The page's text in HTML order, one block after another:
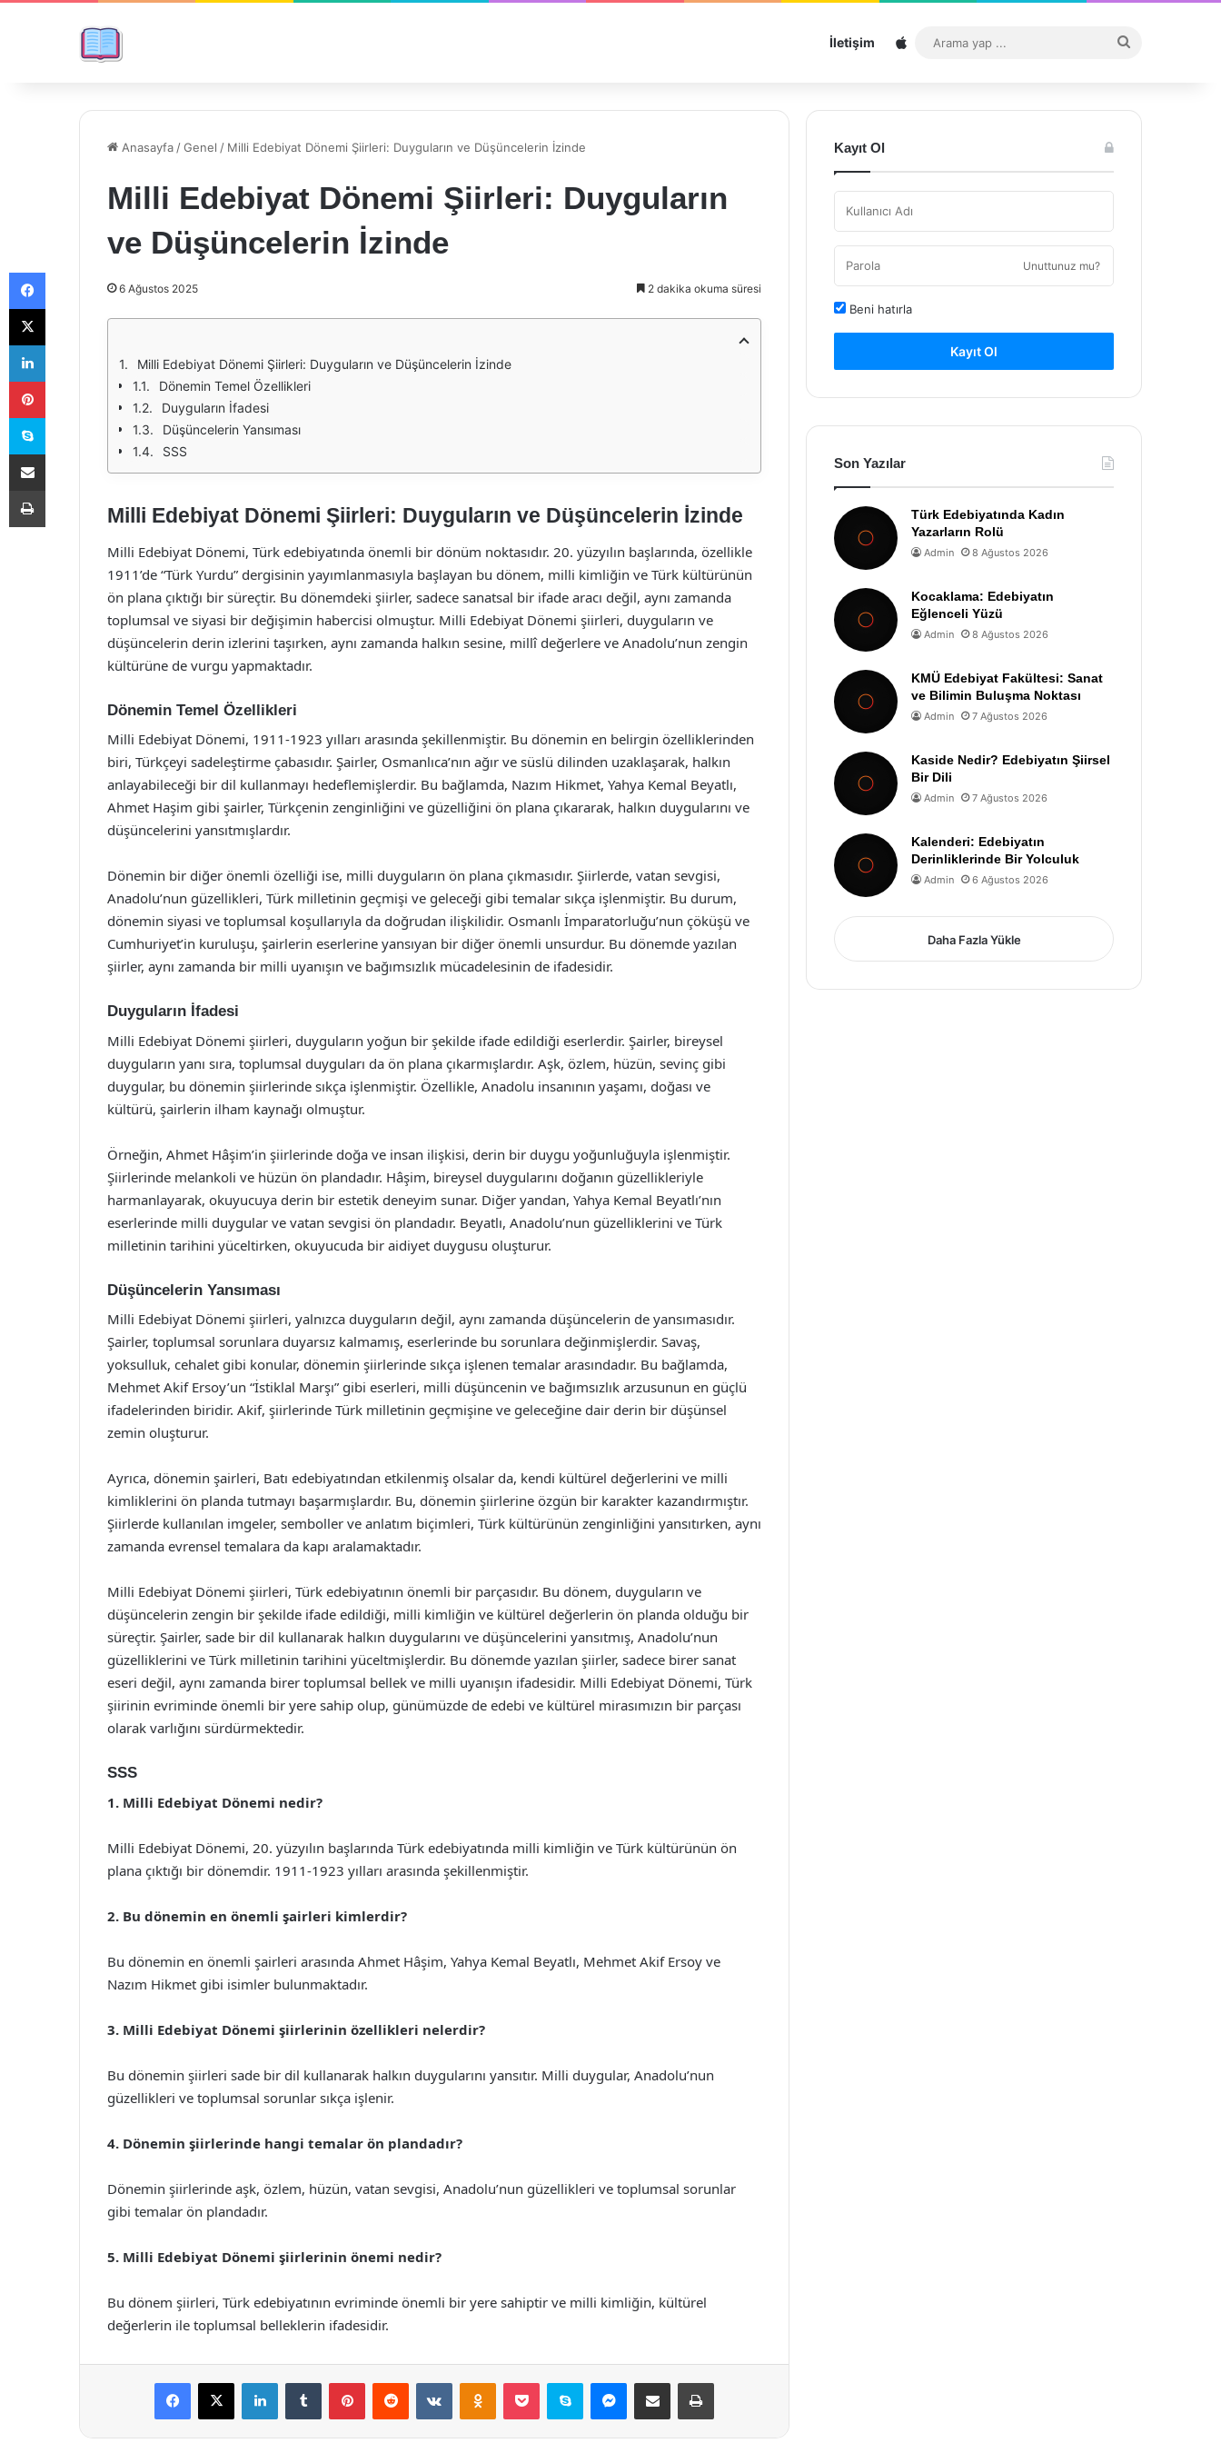
İletişim Sitemap
...
Anasayfa /Genel / Milli Edebiyat Dönemi Şiirleri: Duyguların ve Düşüncelerin İzinde
Milli Edebiyat Dönemi Şiirleri: Duyguların
ve Düşüncelerin İzinde
6 Ağustos 2025 2 dakika okuma süresi
Milli Edebiyat Dönemi Şiirleri: Duyguların ve Düşüncelerin İzinde
Dönemin Temel Özellikleri
Duyguların İfadesi
Düşüncelerin Yansıması
SSS
Milli Edebiyat Dönemi Şiirleri: Duyguların ve Düşüncelerin İzinde
Milli Edebiyat Dönemi, Türk edebiyatında önemli bir dönüm noktasıdır. 20. yüzyılın başlarında, özellikle
1911’de “Türk Yurdu” dergisinin yayımlanmasıyla başlayan bu dönem, milli kimliğin ve Türk kültürünün
ön plana çıktığı bir süreçtir. Bu dönemdeki şiirler, sadece sanatsal bir ifade aracı değil, aynı zamanda
toplumsal ve siyasi bir değişimin habercisi olmuştur. Milli Edebiyat Dönemi şiirleri, duyguların ve
düşüncelerin derin izlerini taşırken, aynı zamanda halkın sesine, millî değerlere ve Anadolu’nun zengin
kültürüne de vurgu yapmaktadır.
Dönemin Temel Özellikleri
Milli Edebiyat Dönemi, 1911-1923 yılları arasında şekillenmiştir. Bu dönemin en belirgin özelliklerinden
biri, Türkçeyi sadeleştirme çabasıdır. Şairler, Osmanlıca’nın ağır ve süslü dilinden uzaklaşarak, halkın
anlayabileceği bir dil kullanmayı hedeflemişlerdir. Bu bağlamda, Nazım Hikmet, Yahya Kemal Beyatlı,
Ahmet Haşim gibi şairler, Türkçenin zenginliğini ve güzelliğini ön plana çıkararak, halkın duygularını ve
düşüncelerini yansıtmışlardır.
Dönemin bir diğer önemli özelliği ise, milli duyguların ön plana çıkmasıdır. Şiirlerde, vatan sevgisi,
Anadolu’nun güzellikleri, Türk milletinin geçmişi ve geleceği gibi temalar sıkça işlenmiştir. Bu durum,
dönemin siyasi ve toplumsal koşullarıyla da doğrudan ilişkilidir. Osmanlı İmparatorluğu’nun çöküşü ve
Cumhuriyet’in kuruluşu, şairlerin eserlerine yansıyan bir diğer önemli unsurdur. Bu dönemde yazılan
şiirler, aynı zamanda bir milli uyanışın ve bağımsızlık mücadelesinin de ifadesidir.
Duyguların İfadesi
Milli Edebiyat Dönemi şiirleri, duyguların yoğun bir şekilde ifade edildiği eserlerdir. Şairler, bireysel
duyguların yanı sıra, toplumsal duyguları da ön plana çıkarmışlardır. Aşk, özlem, hüzün, sevinç gibi
duygular, bu dönemin şiirlerinde sıkça işlenmiştir. Özellikle, Anadolu insanının yaşamı, doğası ve
kültürü, şairlerin ilham kaynağı olmuştur.
Örneğin, Ahmet Hâşim’in şiirlerinde doğa ve insan ilişkisi, derin bir duygu yoğunluğuyla işlenmiştir.
Şiirlerinde melankoli ve hüzün ön plandadır. Hâşim, bireysel duygularını doğanın güzellikleriyle
harmanlayarak, okuyucuya derin bir estetik deneyim sunar. Diğer yandan, Yahya Kemal Beyatlı’nın
eserlerinde milli duygular ve vatan sevgisi ön plandadır. Beyatlı, Anadolu’nun güzelliklerini ve Türk
milletinin tarihini yüceltirken, okuyucuda bir aidiyet duygusu oluşturur.
Düşüncelerin Yansıması
Milli Edebiyat Dönemi şiirleri, yalnızca duyguların değil, aynı zamanda düşüncelerin de yansımasıdır.
Şairler, toplumsal sorunlara duyarsız kalmamış, eserlerinde bu sorunlara değinmişlerdir. Savaş,
yoksulluk, cehalet gibi konular, dönemin şiirlerinde sıkça işlenen temalar arasındadır. Bu bağlamda,
Mehmet Akif Ersoy’un “İstiklal Marşı” gibi eserleri, milli düşüncenin ve bağımsızlık arzusunun en güçlü
ifadelerinden biridir. Akif, şiirlerinde Türk milletinin geçmişine ve geleceğine dair derin bir düşünsel
zemin oluşturur.
Ayrıca, dönemin şairleri, Batı edebiyatından etkilenmiş olsalar da, kendi kültürel değerlerini ve milli
kimliklerini ön planda tutmayı başarmışlardır. Bu, dönemin şiirlerine özgün bir karakter kazandırmıştır.
Şiirlerde kullanılan imgeler, semboller ve anlatım biçimleri, Türk kültürünün zenginliğini yansıtırken, aynı
zamanda evrensel temalara da kapı aralamaktadır.
Milli Edebiyat Dönemi şiirleri, Türk edebiyatının önemli bir parçasıdır. Bu dönem, duyguların ve
düşüncelerin zengin bir şekilde ifade edildiği, milli kimliğin ve kültürel değerlerin ön planda olduğu bir
süreçtir. Şairler, sade bir dil kullanarak halkın duygularını ve düşüncelerini yansıtmış, Anadolu’nun
güzelliklerini ve Türk milletinin tarihini yüceltmişlerdir. Bu dönemde yazılan şiirler, sadece birer sanat
eseri değil, aynı zamanda birer toplumsal bellek ve milli uyanışın ifadesidir. Milli Edebiyat Dönemi, Türk
şiirinin evriminde önemli bir yere sahip olup, günümüzde de edebi ve kültürel mirasımızın bir parçası
olarak varlığını sürdürmektedir.
SSS
1. Milli Edebiyat Dönemi nedir?
Milli Edebiyat Dönemi, 20. yüzyılın başlarında Türk edebiyatında milli kimliğin ve Türk kültürünün ön
plana çıktığı bir dönemdir. 1911-1923 yılları arasında şekillenmiştir.
2. Bu dönemin en önemli şairleri kimlerdir?
Bu dönemin en önemli şairleri arasında Ahmet Hâşim, Yahya Kemal Beyatlı, Mehmet Akif Ersoy ve
Nazım Hikmet gibi isimler bulunmaktadır.
3. Milli Edebiyat Dönemi şiirlerinin özellikleri nelerdir?
Bu dönemin şiirleri sade bir dil kullanarak halkın duygularını yansıtır. Milli duygular, Anadolu’nun
güzellikleri ve toplumsal sorunlar sıkça işlenir.
4. Dönemin şiirlerinde hangi temalar ön plandadır?
Dönemin şiirlerinde aşk, özlem, hüzün, vatan sevgisi, Anadolu’nun güzellikleri ve toplumsal sorunlar
gibi temalar ön plandadır.
5. Milli Edebiyat Dönemi şiirlerinin önemi nedir?
Bu dönem şiirleri, Türk edebiyatının evriminde önemli bir yere sahiptir ve milli kimliğin, kültürel
değerlerin ile toplumsal belleklerin ifadesidir.
Facebook
X LinkedInTumblr PinterestReddit VKontakteOdnoklassniki
Pocket Skype Messenger
E-Posta ile paylaş Yazdır
Kayıt Ol
Unuttunuz mu?
Beni hatırla
Kayıt Ol
Son Yazılar
Türk Edebiyatında Kadın
Yazarların Rolü
Admin 8 Ağustos 2026
Kocaklama: Edebiyatın
Eğlenceli Yüzü
Admin 8 Ağustos 2026
KMÜ Edebiyat Fakültesi: Sanat
ve Bilimin Buluşma Noktası
Admin 7 Ağustos 2026
Kaside Nedir? Edebiyatın Şiirsel
Bir Dili
Admin 7 Ağustos 2026
Kalenderi: Edebiyatın
Derinliklerinde Bir Yolculuk
Admin 6 Ağustos 2026
Daha Fazla Yükle
Facebook
X
LinkedIn
Pinterest
Skype
E-Posta ile paylaş